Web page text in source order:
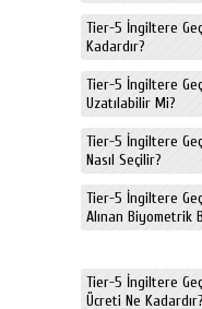
Tier-5 İngiltere
Kadardır?
Tier-5 İngiltere
Uzatılabilir Mi?
Tier-5 İngiltere
Nasıl Seçilir?
Tier-5 İngiltere
Alınan Biyometrik
Tier-5 İngiltere
Ücreti Ne Kadardır?